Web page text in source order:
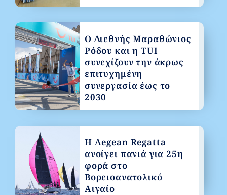
Ο Διεθνής Μαραθώνιος
Ρόδου και η TUI
συνεχίζουν την άκρως
επιτυχημένη
συνεργασία έως το
2030
Η Aegean Regatta
ανοίγει πανιά για 25η
φορά στο
Βορειοανατολικό
Αιγαίο